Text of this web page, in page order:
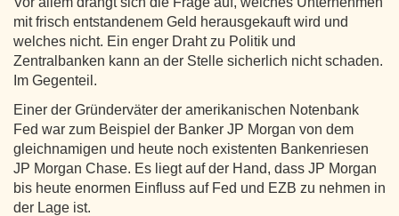
mit frisch entstandenem Geld herausgekauft wird und
welches nicht. Ein enger Draht zu Politik und
Zentralbanken kann an der Stelle sicherlich nicht schaden.
Im Gegenteil.
Einer der Gründerväter der amerikanischen Notenbank
Fed war zum Beispiel der Banker JP Morgan von dem
gleichnamigen und heute noch existenten Bankenriesen
JP Morgan Chase. Es liegt auf der Hand, dass JP Morgan
bis heute enormen Einfluss auf Fed und EZB zu nehmen in
der Lage ist.